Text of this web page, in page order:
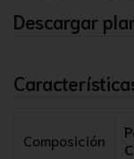
Descargar
Composición